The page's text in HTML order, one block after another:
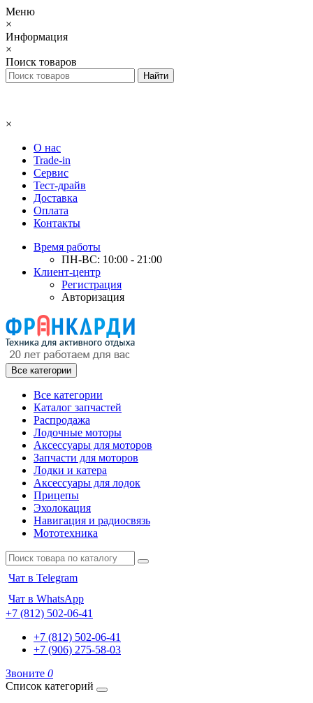
Меню
×
Информация
×
Поиск товаров
×
О нас
Trade-in
Сервис
Тест-драйв
Доставка
Оплата
Контакты
Время работы
ПН-ВС: 10:00 - 21:00
Клиент-центр
Регистрация
Авторизация
Все категории
Все категории
Каталог запчастей
Распродажа
Лодочные моторы
Аксессуары для моторов
Запчасти для моторов
Лодки и катера
Аксессуары для лодок
Прицепы
Эхолокация
Навигация и радиосвязь
Мототехника
Чат в Telegram
Чат в WhatsApp
+7 (812) 502-06-41
+7 (812) 502-06-41
+7 (906) 275-58-03
Звоните 0
Список категорий